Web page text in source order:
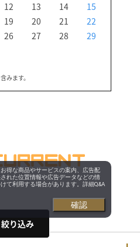
絞り込み
12 13 14
15
19 20 21
22
26 27 28
29
みます。
得な商品やサービスの案内、広告配
れた位置情報や広告データなどの情
て利用する場合があります。詳細Q&A
確認